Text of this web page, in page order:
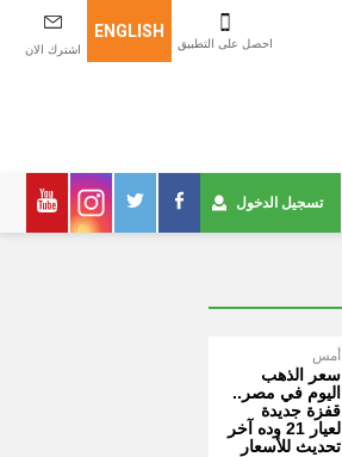
اشترك الان
ENGLISH
احصل على التطبيق
تسجيل الدخول
أمس
سعر الذهب
اليوم في مصر..
قفزة جديدة
لعيار 21 وده آخر
تحديث للأسعار